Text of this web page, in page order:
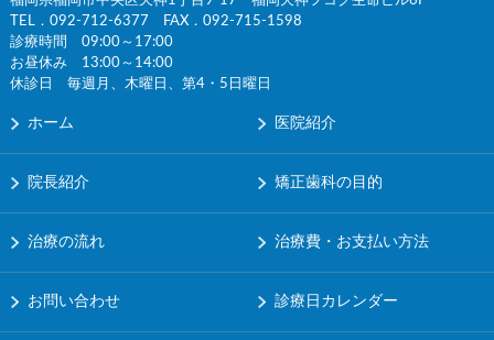
TEL． 092-712-6377 FAX．092-715-1598
診療時間 09:00～17:00
お昼休み 13:00～14:00
休診日 毎週月、木曜日、第4・5日曜日
ホーム 医院紹介
院長紹介 矯正歯科の目的
治療の流れ 治療費・お支払い方法
お問い合わせ 診療日カレンダー